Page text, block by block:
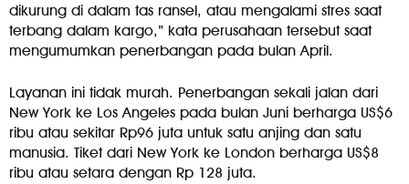
dikurung di dalam tas ransel, atau mengalami stres saat
terbang dalam kargo,” kata perusahaan tersebut saat
mengumumkan penerbangan pada bulan April.
Layanan ini tidak murah. Penerbangan sekali jalan dari
New York ke Los Angeles pada bulan Juni berharga US$6
ribu atau sekitar Rp96 juta untuk satu anjing dan satu
manusia. Tiket dari New York ke London berharga US$8
ribu atau setara dengan Rp 128 juta.